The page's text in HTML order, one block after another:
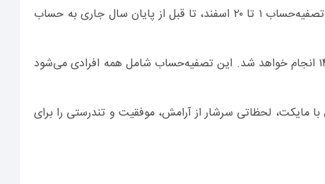
شایان ذکر است، تصفیه‌حساب اسفندماه در دو مرحله صورت می‌گیرد. تصفیه‌حساب ۱ تا ۲۰ اسفند،‌ تا قبل از پایان سال جاری به حساب
تصفیه‌حساب بازه ۲۱ تا ۲۹ اسفند نیز در هفته اول کاری فروردین ماه ۱۴۰۱ انجام خواهد شد. این تصفیه‌حساب‌ شامل همه افرادی می‌شود
مایکت، لحظاتی سرشار از آرامش، موفقیت و تندرستی را برای